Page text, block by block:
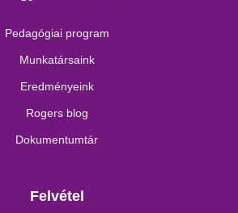
Pedagógiai program
Munkatársaink
Eredményeink
Rogers blog
Dokumentumtár
Felvétel